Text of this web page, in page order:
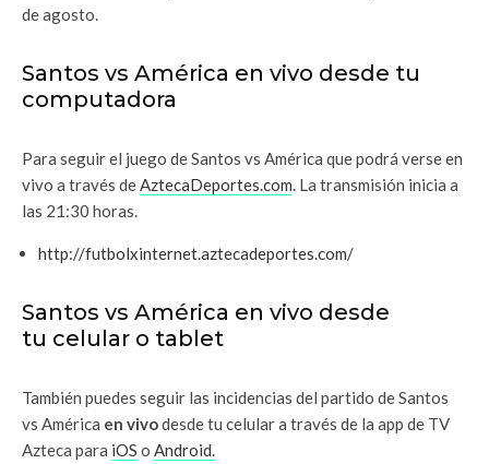
de agosto.
Santos vs América en vivo desde tu
computadora
Para seguir el juego de Santos vs América quepodrá verse en
vivo a través deAztecaDeportes.com. La transmisión inicia a
las 21:30 horas.
http://futbolxinternet.aztecadeportes.com/
Santos vs América en vivo desde
tu celular o tablet
También puedes seguir las incidencias del partido de Santos
vs América en vivodesde tu celular a través de la app de TV
Azteca para iOS o Android.